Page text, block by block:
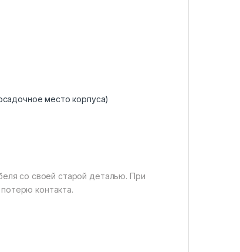
место корпуса)
со своей старой деталью. При
контакта.